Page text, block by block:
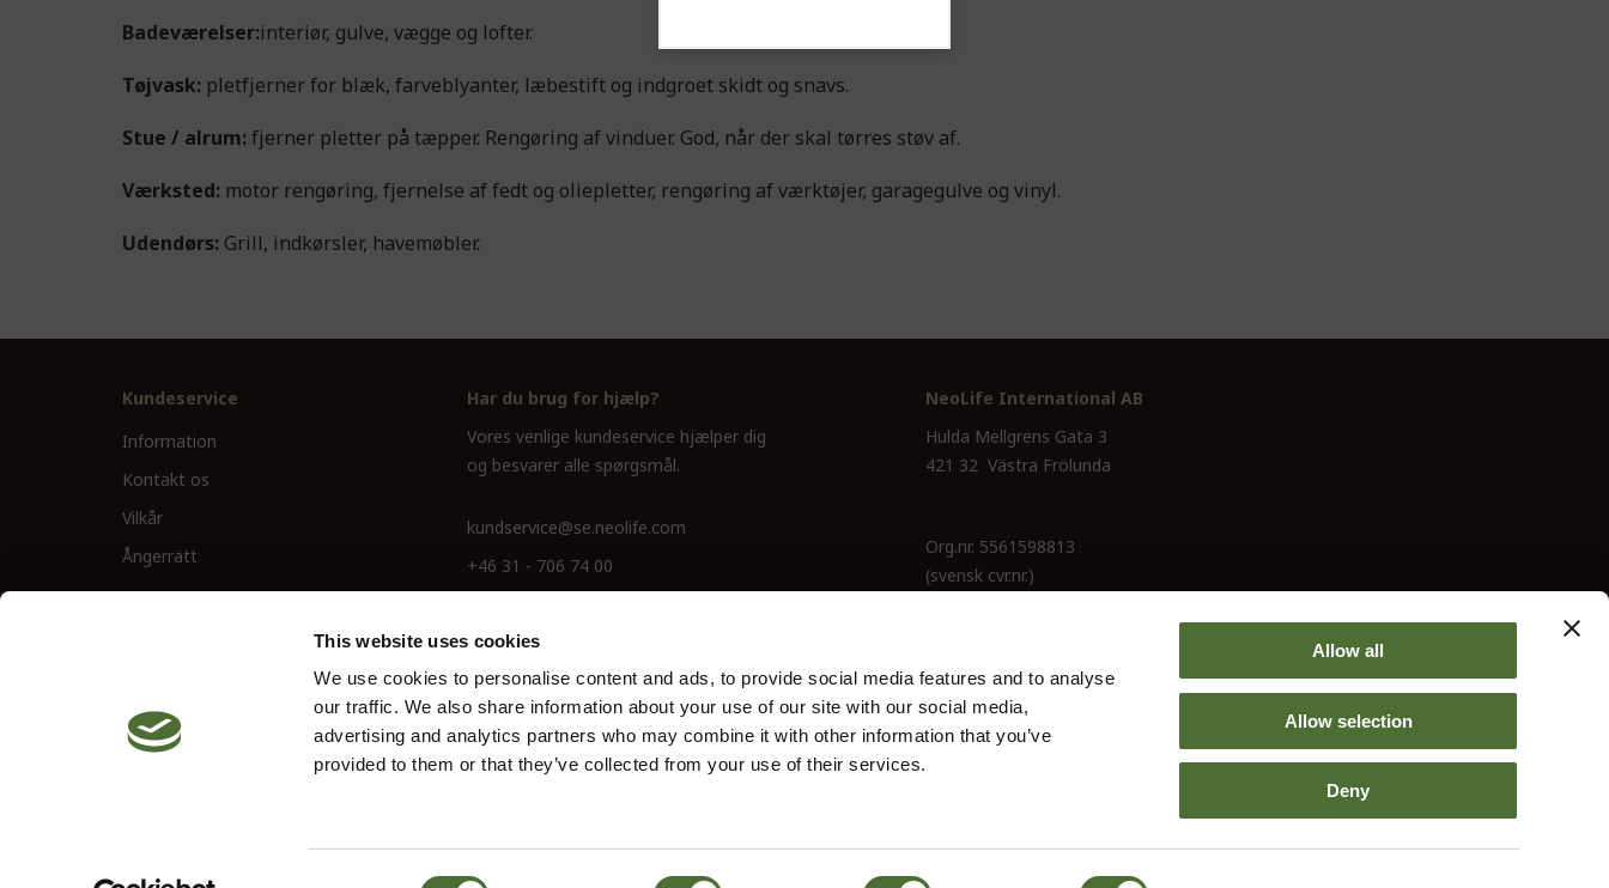
This website uses cookies
We use cookies to personalise content and ads, to provide social media features and to analyse
our traffic. We also share information about your use of our site with our social media,
advertising and analytics partners who may combine it with other information that you’ve
provided to them or that they’ve collected from your use of their services.
Allow all
Allow selection
Deny
Badeværelser:interiør, gulve, vægge og lofter.
Tøjvask: pletfjerner for blæk, farveblyanter, læbestift og indgroet skidt og snavs.
Stue / alrum:fjerner pletter på tæpper. Rengøring af vinduer. God, når der skal tørres støv af.
Værksted: motor rengøring, fjernelse af fedt og oliepletter, rengøring af værktøjer, garagegulve og vinyl.
Udendørs: Grill, indkørsler, havemøbler.
Kundeservice
Information
Kontakt os
Vilkår
Ångerrätt
Har du brug for hjælp?
Vores venlige kundeservice hjælper dig
og besvarer alle spørgsmål.
kundservice@se.neolife.com
+46 31 - 706 74 00
NeoLife International AB
Hulda Mellgrens Gata 3
421 32 Västra Frölunda
Org.nr. 5561598813
(svensk cvr.nr.)
© 2026 Neolife. All rights reserved
Site by Vendre